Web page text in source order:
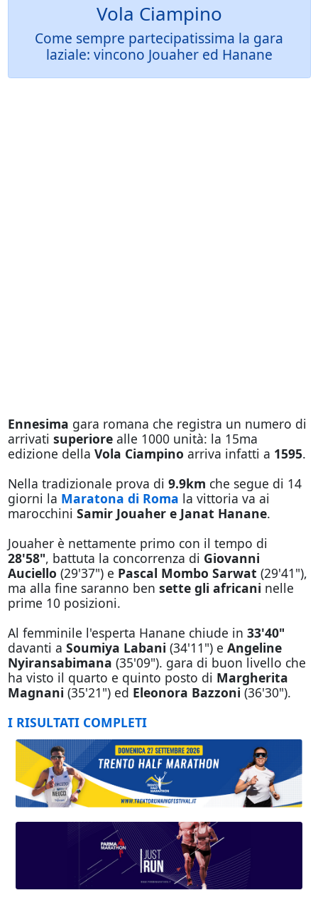
Vola Ciampino
Come sempre partecipatissima la gara
laziale: vincono Jouaher ed Hanane
Ennesima gara romana che registra un numero di
arrivati superiorealle 1000 unità: la 15ma
edizione della Vola Ciampino arriva infatti a 1595.
Nella tradizionale prova di 9.9km che segue di 14
giorni la Maratona di Roma la vittoria va ai
marocchini Samir Jouaher e Janat Hanane.
Jouaher è nettamente primo con il tempo di
28'58", battuta la concorrenza di Giovanni
Auciello (29'37") e Pascal Mombo Sarwat (29'41"),
ma alla fine saranno ben sette gli africani nelle
prime 10 posizioni.
Al femminile l'esperta Hanane chiude in 33'40"
davanti a Soumiya Labani (34'11") e Angeline
Nyiransabimana (35'09"). gara di buon livello che
ha visto il quarto e quinto posto di Margherita
Magnani (35'21") ed Eleonora Bazzoni (36'30").
I RISULTATI COMPLETI